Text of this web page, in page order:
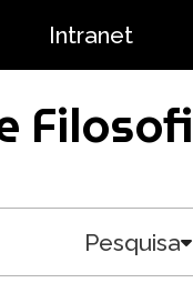
Intranet
Pesquisa